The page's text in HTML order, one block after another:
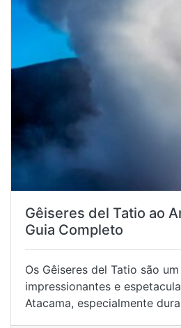
Gêiseres del Tatio ao
Guia Completo
Os Gêiseres del Tatio são
impressionantes e
Atacama, especialmente